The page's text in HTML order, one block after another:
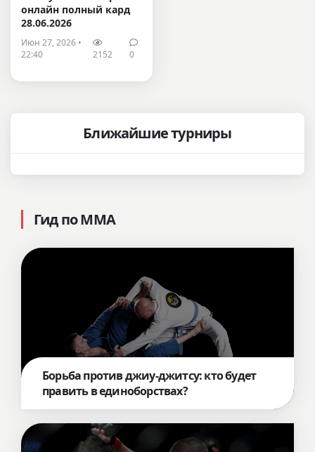
онлайн полный кард
28.06.2026
Июн 27, 2026 •
22:40
2152 0
Ближайшие турниры
Гид по ММА
Борьба против джиу-джитсу: кто будет
править в единоборствах?